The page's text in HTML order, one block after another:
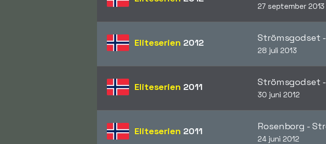
27 september 2013
Eliteserien 2012 Strömsgodset
28 juli 2013
Eliteserien 2011 Strömsgodset
30 juni 2012
Eliteserien 2011 Rosenborg -
24 juni 2012